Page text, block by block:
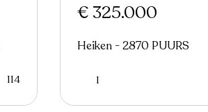
114
€ 325.000
Heiken - 2870 PUURS
1